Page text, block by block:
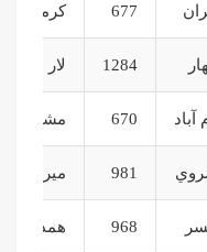
677 كرمانشاه
1284 لار
آباد 670 مشهد
981 ميرجاوة
968 همدان